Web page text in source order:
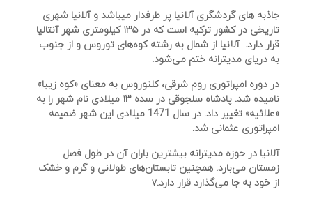
جاذبه های گردشگری آلانیا پر طرفدار میباشد و آلانیا شهری
تاریخی در کشور ترکیه است که در ۱۳۵ کیلومتری شهر آنتالیا
قرار دارد. آلانیا از شمال به رشته کوه‌های توروس و از جنوب
به دریای مدیترانه ختم می‌شود.
در دوره امپراتوری روم شرقی، کلنوروس به معنای «کوه زیبا»
نامیده شد. پادشاه سلجوقی در سده ۱۳ میلادی نام شهر را به
«علائیه» تغییر داد. در سال 1471 میلادی این شهر ضمیمه
امپراتوری عثمانی شد.
آلانیا در حوزه مدیترانه بیشترین باران آن در طول فصل
زمستان می‌بارد. همچنین تابستان‌های طولانی و گرم و خشک
از خود به جا می‌گذارد قرار دارد.v